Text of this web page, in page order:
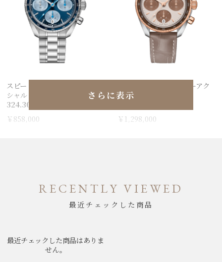
スピードマスター38 コーアク
シャル 38mm オービス
324.30.38.50.03.002
￥858,000
スピードマスター38 コーアク
シャル 38mm
￥1,298,000
さらに表示
RECENTLY VIEWED
最近チェックした商品
最近チェックした商品はありま
せん。